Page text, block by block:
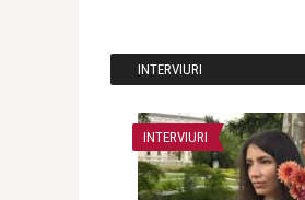
INTERVIURI
INTERVIURI